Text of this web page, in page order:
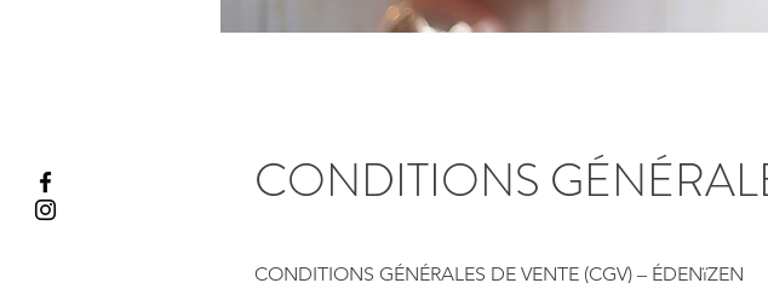
CONDITIONS
CONDITIONS GÉNÉRALES DE VENTE (CGV) – ÉDENïZEN